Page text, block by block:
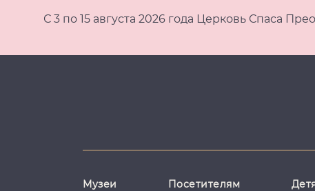
С 3 по 15 августа 2026 года Церковь Спаса
Музеи Посетителям